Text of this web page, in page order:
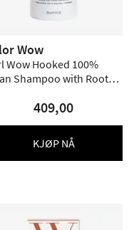
Wow
Wow Hooked 100%
Shampoo with Root
409,00
KJØP NÅ